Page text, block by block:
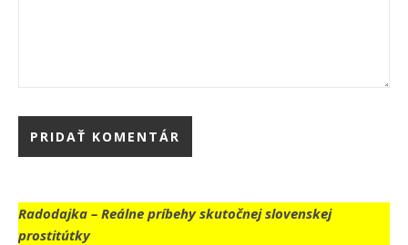
Radodajka – Reálne príbehy skutočnej slovenskej
prostitútky